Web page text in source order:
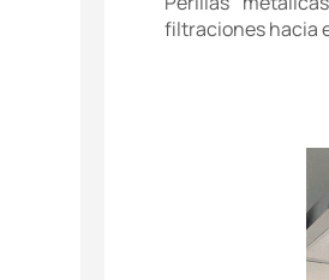
filtraciones hacia